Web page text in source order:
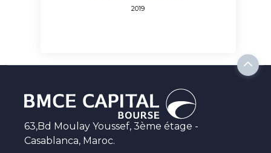
2019
63,Bd Moulay Youssef, 3ème étage -
Casablanca, Maroc.